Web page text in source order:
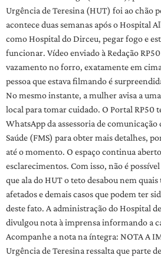
Urgência de Teresina (HUT) foi ao chão
acontece duas semanas após o Hospital
como Hospital do Dirceu, pegar fogo e
funcionar. Vídeo enviado à Redação
vazamento no forro, exatamente em
pessoa que estava filmando é
No mesmo instante, a mulher avisa a
local para tomar cuidado. O Portal RP50
WhatsApp da assessoria de
Saúde (FMS) para obter mais detalhes,
até o momento. O espaço continua
esclarecimentos. Com isso, não é
que ala do HUT o teto desabou nem
afetados e demais casos que podem ter
deste fato. A administração do Hospital
divulgou nota à imprensa informando a
Acompanhe a nota na íntegra: NOTA A
Urgência de Teresina ressalta que parte